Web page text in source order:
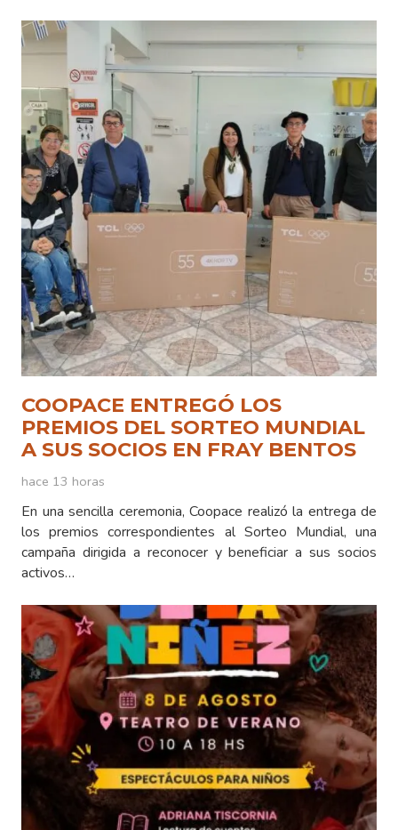
COOPACE ENTREGÓ LOS
PREMIOS DEL SORTEO MUNDIAL
A SUS SOCIOS EN FRAY BENTOS
hace 13 horas
En una sencilla ceremonia, Coopace realizó la entrega de
los premios correspondientes al Sorteo Mundial, una
campaña dirigida a reconocer y beneficiar a sus socios
activos…